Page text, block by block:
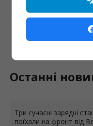
Останні
Три сучасні зарядні
поїхали на фронт від